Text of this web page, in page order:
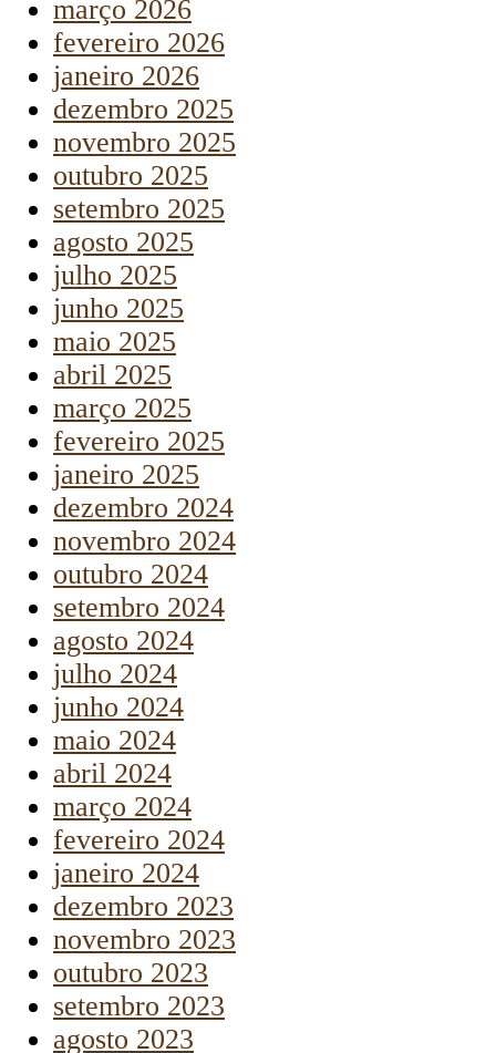
março 2026
fevereiro 2026
janeiro 2026
dezembro 2025
novembro 2025
outubro 2025
setembro 2025
agosto 2025
julho 2025
junho 2025
maio 2025
abril 2025
março 2025
fevereiro 2025
janeiro 2025
dezembro 2024
novembro 2024
outubro 2024
setembro 2024
agosto 2024
julho 2024
junho 2024
maio 2024
abril 2024
março 2024
fevereiro 2024
janeiro 2024
dezembro 2023
novembro 2023
outubro 2023
setembro 2023
agosto 2023